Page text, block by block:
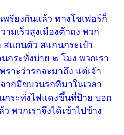
พรียงกันแล้ว ทางโชเฟอร์ก็
มเร็วสูงเมืองต้าถง พวก
สแกนตัว สแกนกระเป๋า
กระทั่งบ่าย ๒ โมง พวกเรา
ราะว่ารถจะมาถึง แต่เจ้า
ากมีขบวนรถที่มาในเวลา
กระทั่งไฟแดงขึ้นที่ป้าย บอก
พวกเราจึงได้เข้าไปข้าง